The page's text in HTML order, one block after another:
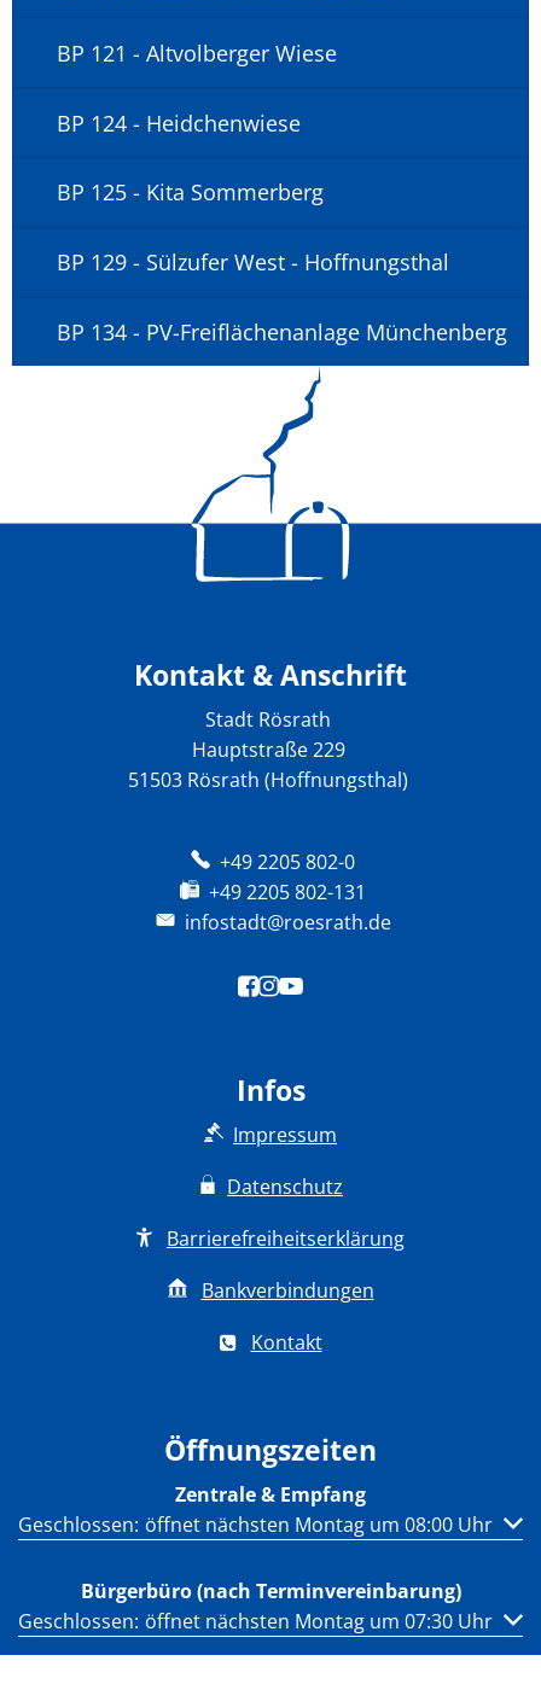
BP 121 - Altvolberger Wiese
BP 124 - Heidchenwiese
BP 125 - Kita Sommerberg
BP 129 - Sülzufer West - Hoffnungsthal
BP 134 - PV-Freiflächenanlage Münchenberg
Kontakt & Anschrift
Stadt Rösrath
Hauptstraße 229
51503 Rösrath (Hoffnungsthal)
+49 2205 802-0
+49 2205 802-131
infostadt@roesrath.de
Infos
Impressum
Datenschutz
Barrierefreiheitserklärung
Bankverbindungen
Kontakt
Öffnungszeiten
Zentrale & Empfang
Klicken, um weitere Öffnungs- oder Schließzeiten
Geschlossen: öffnet nächsten Montag um 08:00 Uhr
Bürgerbüro (nach Terminvereinbarung)
Klicken, um weitere Öffnungs- oder Schließzeiten
Geschlossen: öffnet nächsten Montag um 07:30 Uhr